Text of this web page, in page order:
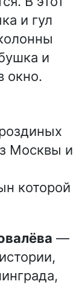
и гул
и
окно.
Москвы и
которой
—